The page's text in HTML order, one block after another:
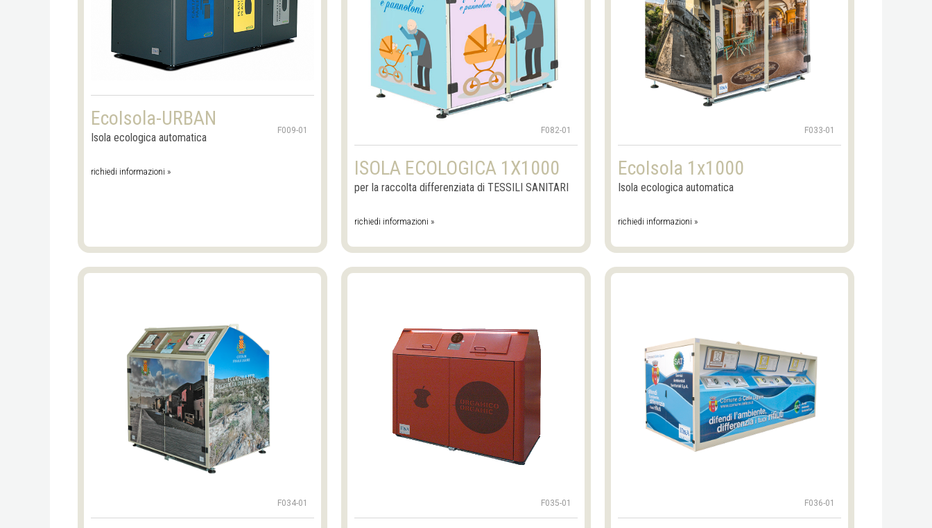
F009-01
EcoIsola-URBAN
Isola ecologica automatica
richiedi informazioni »
F082-01
ISOLA ECOLOGICA 1X1000
per la raccolta differenziata di TESSILI SANITARI
richiedi informazioni »
F033-01
EcoIsola 1x1000
Isola ecologica automatica
richiedi informazioni »
F034-01 F035-01 F036-01